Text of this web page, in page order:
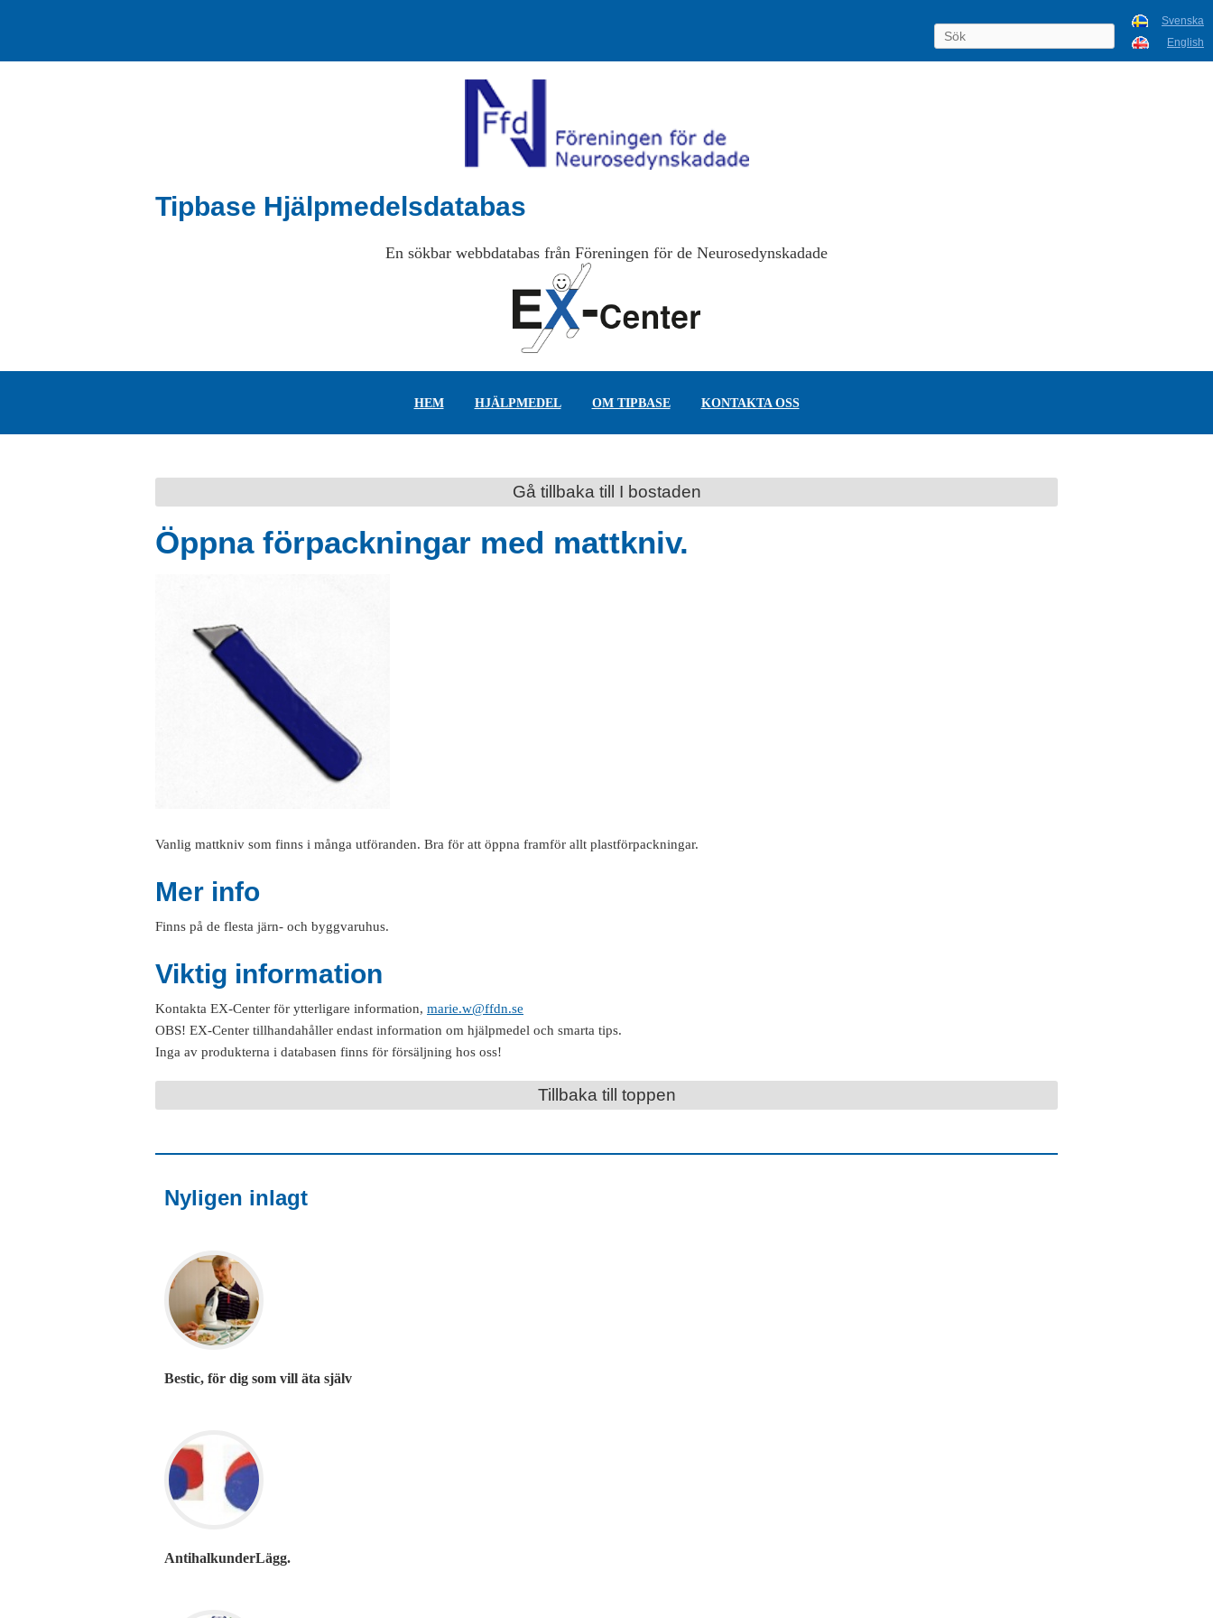
Svenska
English
Tipbase Hjälpmedelsdatabas
En sökbar webbdatabas från Föreningen för de Neurosedynskadade
HEM HJÄLPMEDEL OM TIPBASE KONTAKTA OSS
Gå tillbaka till I bostaden
Öppna förpackningar med mattkniv.
Vanlig mattkniv som finns i många utföranden. Bra för att öppna framför allt plastförpackningar.
Mer info
Finns på de flesta järn- och byggvaruhus.
Viktig information
Kontakta EX-Center för ytterligare information, marie.w@ffdn.se
OBS! EX-Center tillhandahåller endast information om hjälpmedel och smarta tips.
Inga av produkterna i databasen finns för försäljning hos oss!
Tillbaka till toppen
Nyligen inlagt
Bestic, för dig som vill äta själv
AntihalkunderLägg.